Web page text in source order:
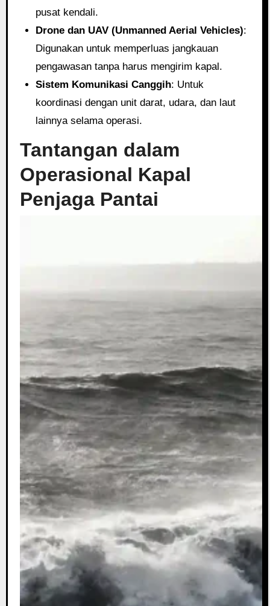
pusat kendali.
Drone dan UAV (Unmanned Aerial Vehicles):
Digunakan untuk memperluas jangkauan
pengawasan tanpa harus mengirim kapal.
Sistem Komunikasi Canggih: Untuk
koordinasi dengan unit darat, udara, dan laut
lainnya selama operasi.
Tantangan dalam
Operasional Kapal
Penjaga Pantai